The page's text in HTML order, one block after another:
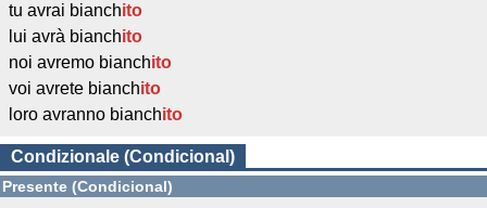
tu avrai bianchito
lui avrà bianchito
noi avremo bianchito
voi avrete bianchito
loro avranno bianchito
Condizionale (Condicional)
Presente (Condicional)